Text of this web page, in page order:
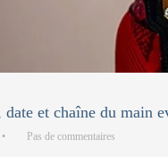
et chaîne du main
• Pas de commentaires